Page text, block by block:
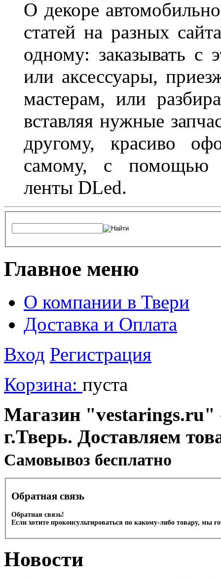
О декоре
статей на разных
одному: заказывать с
или аксессуары,
мастерам, или
вставляя нужные
другому, красиво
самому, с помощью
ленты DLed.
Главное меню
О компании в Твери
Доставка и Оплата
Вход Регистрация
Корзина: пуста
Магазин "vestarings.ru"
г.Тверь. Доставляем
Cамовывоз бесплатно
Обратная связь
Обратная связь!
Если хотите проконсультироваться по какому-либо товару, мы
Новости